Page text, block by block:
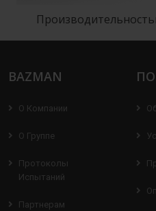
BAZMAN
О Компании
О Группе
Протоколы
Испытаний
Партнерам